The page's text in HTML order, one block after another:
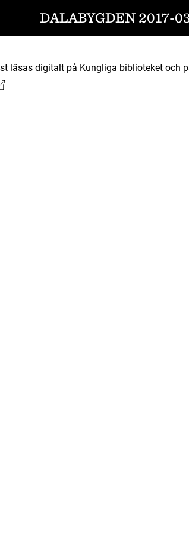
DALABYGDEN 2017-
läsas digitalt på Kungliga biblioteket och